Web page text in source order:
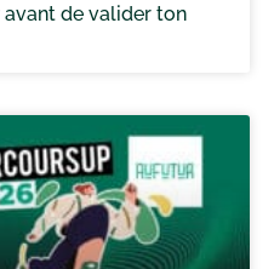
avant de valider ton